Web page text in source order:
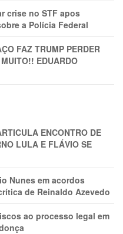
crise no STF apos
a Polícia Federal
FAZ TRUMP PERDER
EDUARDO
ENCONTRO DE
LULA E FLÁVIO SE
Nunes em acordos
de Reinaldo Azevedo
ao processo legal em